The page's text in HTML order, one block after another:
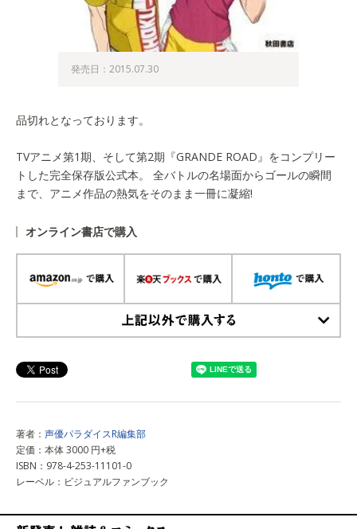
発売日：2015.07.30
品切れとなっております。
TVアニメ第1期、そして第2期『GRANDE ROAD』をコンプリー
トした完全保存版公式本。 全バトルの名場面からゴールの瞬間
まで、アニメ作品の熱気をそのまま一冊に凝縮!
オンライン書店で購入
著者： 声優パラダイスR編集部
定価：本体 3000 円+税
ISBN：978-4-253-11101-0
レーベル：ビジュアルファンブック